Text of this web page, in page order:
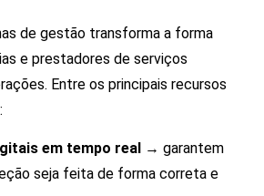
de gestão transforma a forma
e prestadores de serviços
Entre os principais recursos
em tempo real → garantem
seja feita de forma correta e